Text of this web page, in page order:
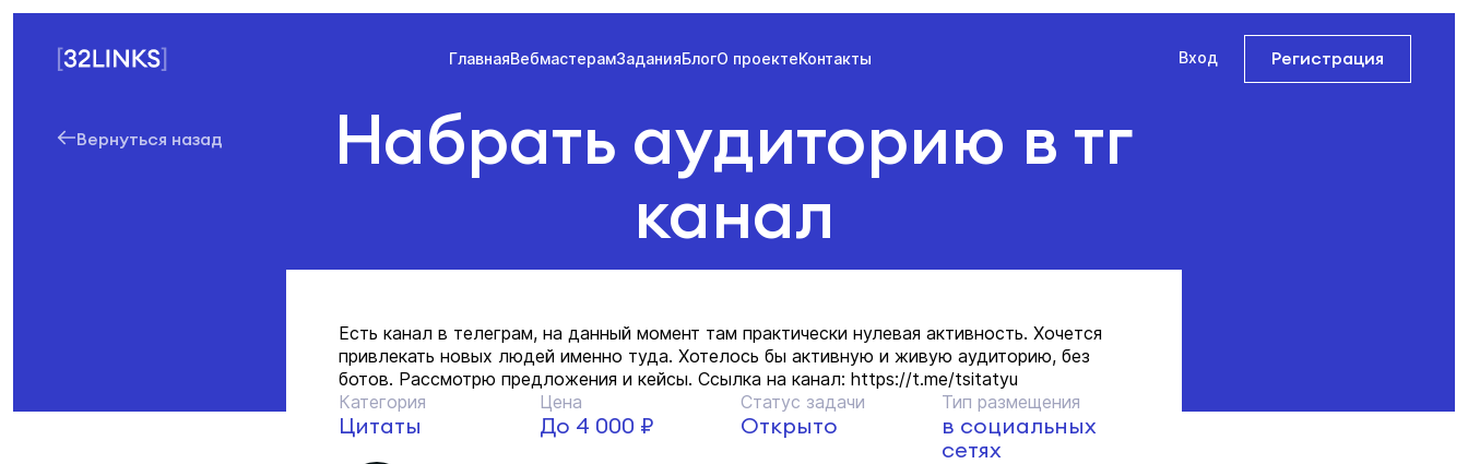
ГлавнаяВебмастерамЗаданияБлогО проектеКонтакты Вход Регистрация
Вернуться назад
Набрать аудиторию в тг
канал
Есть канал в телеграм, на данный момент там практически нулевая активность. Хочется
привлекать новых людей именно туда. Хотелось бы активную и живую аудиторию, без
ботов. Рассмотрю предложения и кейсы. Ссылка на канал: https://t.me/tsitatyu
Категория
Цитаты
Цена
До 4 000 ₽
Статус задачи
Открыто
Тип размещения
в социальных
сетях